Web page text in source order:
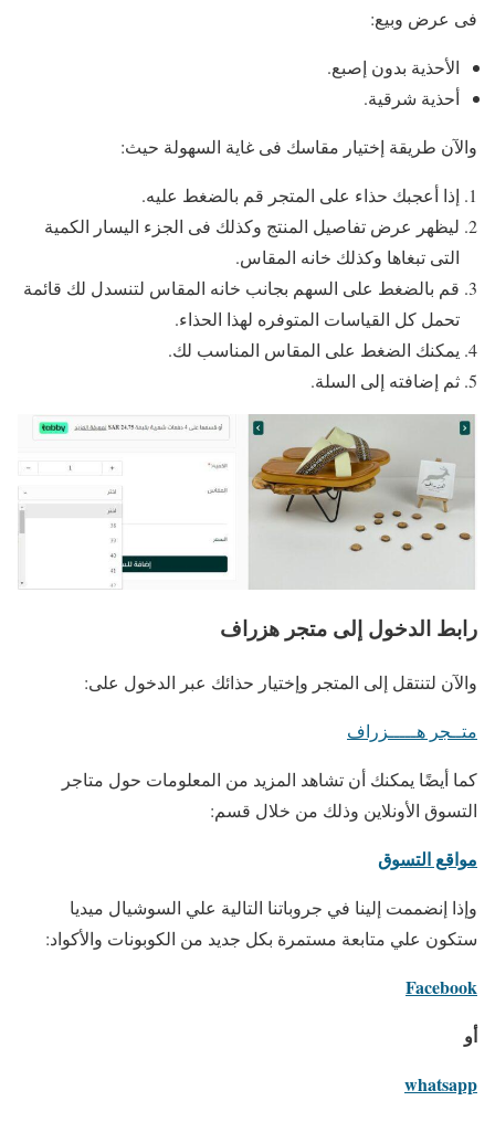
فى عرض وبيع:
الأحذية بدون إصبع.
أحذية شرقية.
والآن طريقة إختيار مقاسك فى غاية السهولة حيث:
إذا أعجبك حذاء على المتجر قم بالضغط عليه.
ليظهر عرض تفاصيل المنتج وكذلك فى الجزء اليسار الكمية
التى تبغاها وكذلك خانه المقاس.
قم بالضغط على السهم بجانب خانه المقاس لتنسدل لك قائمة
تحمل كل القياسات المتوفره لهذا الحذاء.
يمكنك الضغط على المقاس المناسب لك.
ثم إضافته إلى السلة.
رابط الدخول إلى متجر هزراف
والآن لتنتقل إلى المتجر وإختيار حذائك عبر الدخول على:
متــجر هـــــزراف
كما أيضًا يمكنك أن تشاهد المزيد من المعلومات حول متاجر
التسوق الأونلاين وذلك من خلال قسم:
مواقع التسوق
وإذا إنضممت إلينا في جروباتنا التالية علي السوشيال ميديا
ستكون علي متابعة مستمرة بكل جديد من الكوبونات والأكواد:
Facebook
أو
whatsapp